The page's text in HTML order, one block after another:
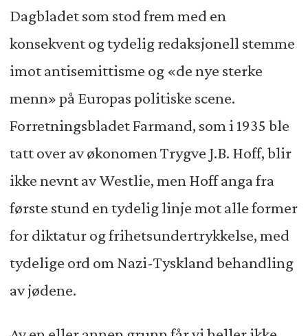
Dagbladet som stod frem med en
konsekvent og tydelig redaksjonell stemme
imot antisemittisme og «de nye sterke
menn» på Europas politiske scene.
Forretningsbladet Farmand, som i 1935 ble
tatt over av økonomen Trygve J.B. Hoff, blir
ikke nevnt av Westlie, men Hoff anga fra
første stund en tydelig linje mot alle former
for diktatur og frihetsundertrykkelse, med
tydelige ord om Nazi-Tyskland behandling
av jødene.